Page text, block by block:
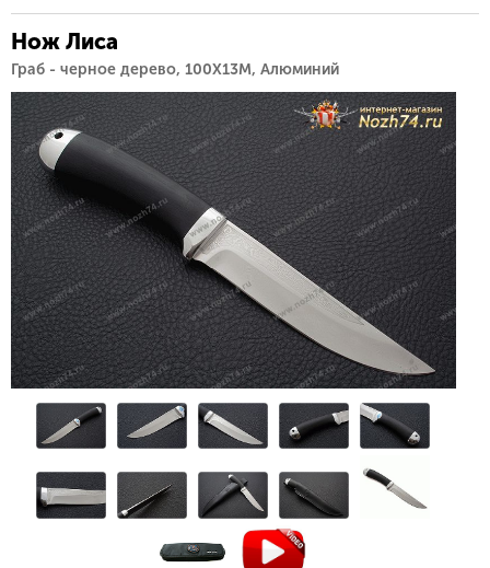
Нож Лиса
Граб - черное дерево, 100Х13М, Алюминий